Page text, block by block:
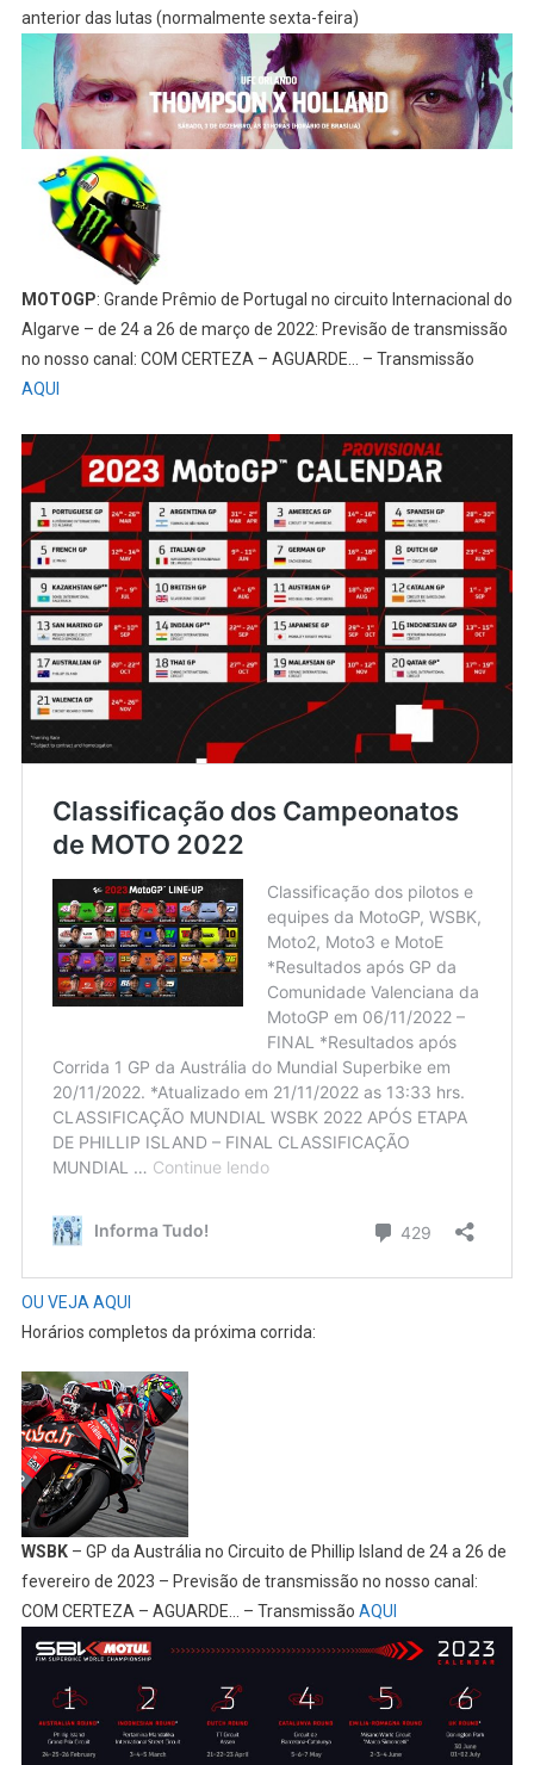
anterior das lutas (normalmente sexta-feira)
MOTOGP: Grande Prêmio de Portugal no circuito Internacional do
Algarve – de 24 a 26 de março de 2022: Previsão de transmissão
no nosso canal: COM CERTEZA – AGUARDE… – Transmissão
AQUI
OU VEJA AQUI
Horários completos da próxima corrida:
WSBK– GP da Austrália no Circuito de Phillip Island de 24 a 26 de
fevereiro de 2023 – Previsão de transmissão no nosso canal:
COM CERTEZA – AGUARDE… – Transmissão AQUI